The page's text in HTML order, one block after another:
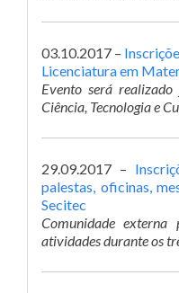
03.10.2017 –
Licenciatura em
Evento será
Ciência, Tecnologia e
29.09.2017 –
palestas, oficinas,
Secitec
Comunidade
atividades durante os